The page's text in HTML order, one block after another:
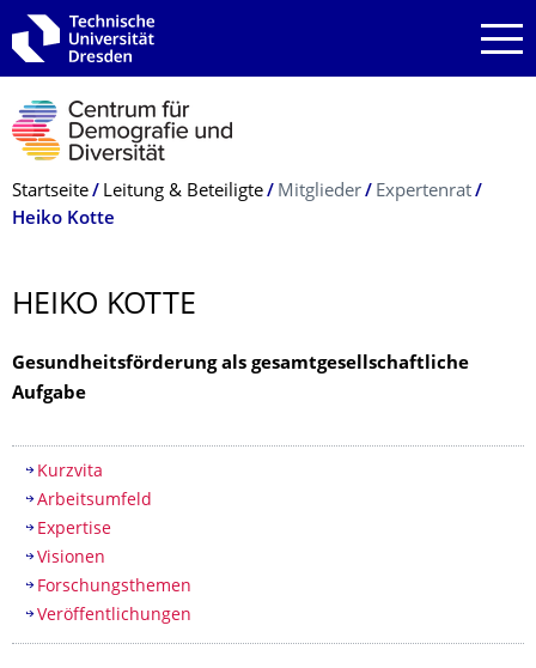
Zur Hauptnavigation springen
Zur Suche springen
Zum Inhalt springen
Breadcrumb-Menü
Startseite Leitung & Beteiligte Mitglieder
Expertenrat
Heiko Kotte
HEIKO KOTTE
Gesundheitsförderung als gesamtgesellschaftliche
Aufgabe
Inhaltsverzeichnis
Kurzvita
Arbeitsumfeld
Expertise
Visionen
Forschungsthemen
Veröffentlichungen